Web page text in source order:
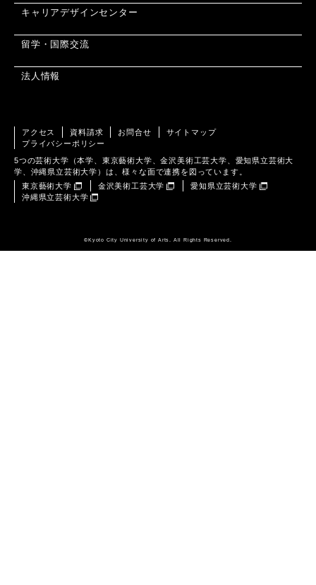
キャリアデザインセンター
留学・国際交流
法人情報
アクセス 資料請求 お問合せ
サイトマップ
プライバシーポリシー
5つの芸術大学（本学、東京藝術大学、金沢美術工芸大学、愛知県立芸術大
学、沖縄県立芸術大学）は、様々な面で連携を図っています。
東京藝術大学
金沢美術工芸大学
愛知県立芸術大学
沖縄県立芸術大学
©️Kyoto City University of Arts. All Rights Reserved.